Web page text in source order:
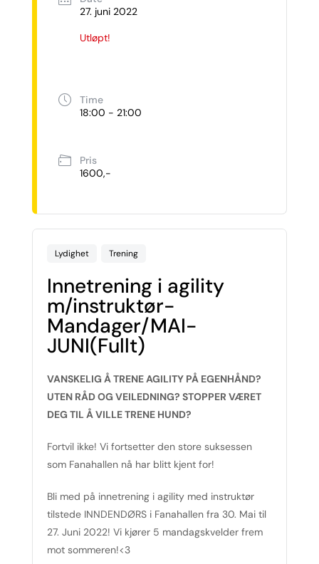
27. juni 2022
Utløpt!
Time
18:00 - 21:00
Pris
1600,-
Lydighet Trening
Innetrening i agility
m/instruktør-
Mandager/MAI-
JUNI(Fullt)
VANSKELIG Å TRENE AGILITY PÅ EGENHÅND?
UTEN RÅD OG VEILEDNING? STOPPER VÆRET
DEG TIL Å VILLE TRENE HUND?
Fortvil ikke! Vi fortsetter den store suksessen
som Fanahallen nå har blitt kjent for!
Bli med på innetrening i agility med instruktør
tilstede INNDENDØRS i Fanahallen fra 30. Mai til
27. Juni 2022! Vi kjører 5 mandagskvelder frem
mot sommeren!<3